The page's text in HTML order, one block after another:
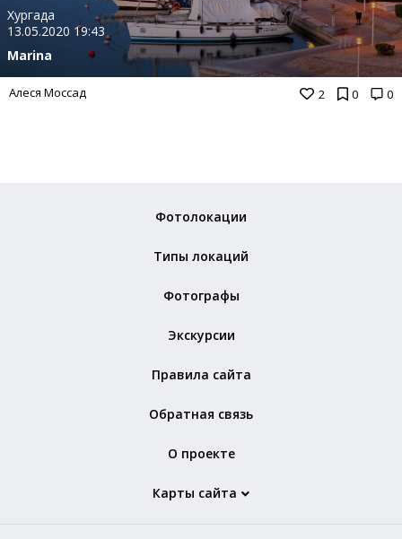
2 0 0
Хургада
13.05.2020 19:43
Marina
Алеся Моссад
Фотолокации
Типы локаций
Фотографы
Экскурсии
Правила сайта
Обратная связь
О проекте
Карты сайта